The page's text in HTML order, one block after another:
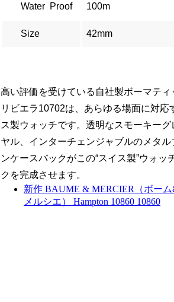
Water Proof 100m
Size 42mm
高い評価を受けている自社製ボーマテ
リビエラ10702は、あらゆる場面に対応
ス製ウォッチです。透明なスモーキー
ヤル、インターチェンジャブルのメタ
ンケースバックがこの“スイス製”ウォッ
クを完成させます。
新作 BAUME & MERCIER（ボー
メルシエ）
Hampton 10860 10860